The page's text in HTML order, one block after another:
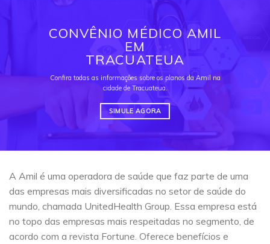
CONVÊNIO MÉDICO AMIL
EM
TRACUATEUA
Confira todas as informações sobre os planos da Amil na
cidade de Tracuateua.
SIMULE AGORA
A Amil é uma operadora de saúde que faz parte de uma
das empresas mais diversificadas no setor de saúde do
mundo, chamada UnitedHealth Group. Essa empresa está
no topo das empresas mais respeitadas no segmento, de
acordo com a revista Fortune. Oferece benefícios e